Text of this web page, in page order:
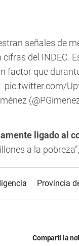
señales de
del INDEC.
factor que
pic.twitter.com/
ligado al
a la
Provincia
Compartí la